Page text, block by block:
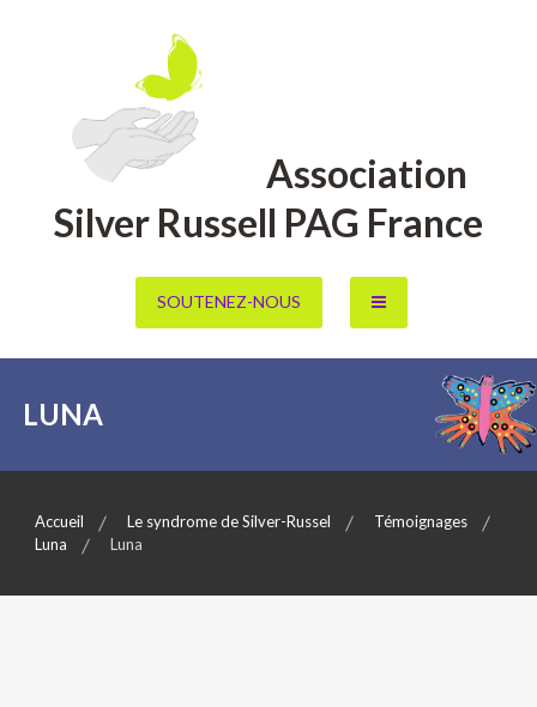
Association
Silver Russell PAG France
SOUTENEZ-NOUS
LUNA
Accueil Le syndrome de Silver-Russel
Témoignages
Luna
Luna